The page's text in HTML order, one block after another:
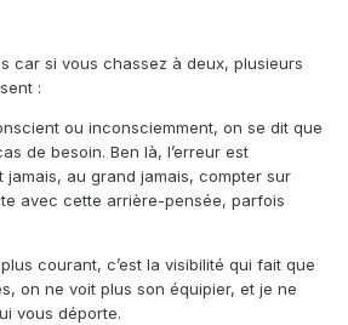
car si vous chassez à deux, plusieurs
:
ou inconsciemment, on se dit que
de besoin. Ben là, l’erreur est
jamais, au grand jamais, compter sur
avec cette arrière-pensée, parfois
courant, c’est la visibilité qui fait que
on ne voit plus son équipier, et je ne
vous déporte.